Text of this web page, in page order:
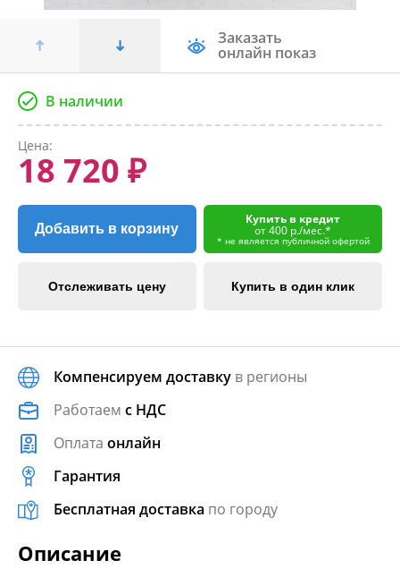
Заказать
онлайн показ
В наличии
Цена:
18 720 ₽
Добавить в корзину
Купить в кредит
от 400 р./мес.*
* не является публичной офертой
Отслеживать цену Купить в один клик
Компенсируем доставку в регионы
Работаем с НДС
Оплата онлайн
Гарантия
Бесплатная доставка по городу
Описание